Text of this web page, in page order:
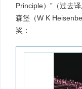
Principle）”（过去
森堡（W K
奖：